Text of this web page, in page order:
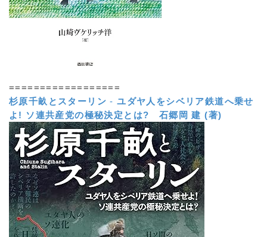
==================
杉原千畝とスターリン -ユダヤ人をシベリア鉄道へ乗せ
よ! ソ連共産党の極秘決定とは?
石郷岡 建 (著)